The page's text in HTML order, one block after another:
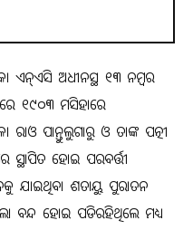
ଏନ୍‍ଏସି ଅଧୀନସ୍ଥ ୧୩ ନମ୍ବର
୧୯୦୩ ମସିହାରେ
ରାଓ ପାନ୍ତୁଲୁଗାରୁ ଓ ତାଙ୍କ ପତ୍ନୀ
ସ୍ଥାପିତ ହୋଇ ପରବର୍ତ୍ତୀ
ଯାଇଥିବା ଶତାୟୁ ପୁରାତନ
ବନ୍ଦ ହୋଇ ପଡିରହିଥିଲେ ମଧ୍ୟ